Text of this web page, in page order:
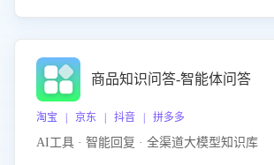
商品知识问答-智能体问答
淘宝 | 京东 | 抖音 | 拼多多
AI工具 · 智能回复 · 全渠道大模型知识库